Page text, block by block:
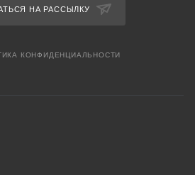
НА РАССЫЛКУ
КОНФИДЕНЦИАЛЬНОСТИ